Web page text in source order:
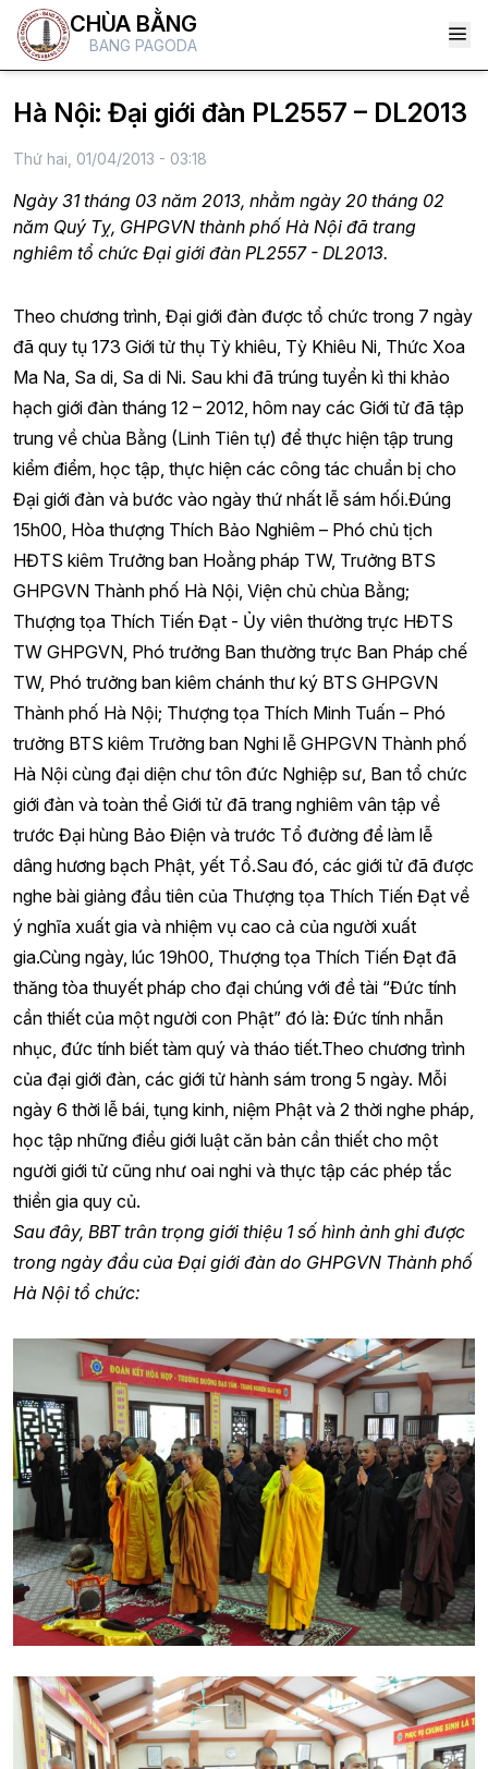
CHÙA BẰNG
BANG PAGODA
Hà Nội: Đại giới đàn PL2557 – DL2013
Thứ hai, 01/04/2013 - 03:18
Ngày 31 tháng 03 năm 2013, nhằm ngày 20 tháng 02
năm Quý Tỵ, GHPGVN thành phố Hà Nội đã trang
nghiêm tổ chức Đại giới đàn PL2557 - DL2013.
Theo chương trình, Đại giới đàn được tổ chức trong 7 ngày
đã quy tụ 173 Giới tử thụ Tỳ khiêu, Tỳ Khiêu Ni, Thức Xoa
Ma Na, Sa di, Sa di Ni. Sau khi đã trúng tuyển kì thi khảo
hạch giới đàn tháng 12 – 2012, hôm nay các Giới tử đã tập
trung về chùa Bằng (Linh Tiên tự) để thực hiện tập trung
kiểm điểm, học tập, thực hiện các công tác chuẩn bị cho
Đại giới đàn và bước vào ngày thứ nhất lễ sám hối.Đúng
15h00, Hòa thượng Thích Bảo Nghiêm – Phó chủ tịch
HĐTS kiêm Trưởng ban Hoằng pháp TW, Trưởng BTS
GHPGVN Thành phố Hà Nội, Viện chủ chùa Bằng;
Thượng tọa Thích Tiến Đạt - Ủy viên thường trực HĐTS
TW GHPGVN, Phó trưởng Ban thường trực Ban Pháp chế
TW, Phó trưởng ban kiêm chánh thư ký BTS GHPGVN
Thành phố Hà Nội; Thượng tọa Thích Minh Tuấn – Phó
trưởng BTS kiêm Trưởng ban Nghi lễ GHPGVN Thành phố
Hà Nội cùng đại diện chư tôn đức Nghiệp sư, Ban tổ chức
giới đàn và toàn thể Giới tử đã trang nghiêm vân tập về
trước Đại hùng Bảo Điện và trước Tổ đường để làm lễ
dâng hương bạch Phật, yết Tổ.Sau đó, các giới tử đã được
nghe bài giảng đầu tiên của Thượng tọa Thích Tiến Đạt về
ý nghĩa xuất gia và nhiệm vụ cao cả của người xuất
gia.Cùng ngày, lúc 19h00, Thượng tọa Thích Tiến Đạt đã
thăng tòa thuyết pháp cho đại chúng với đề tài “Đức tính
cần thiết của một người con Phật” đó là: Đức tính nhẫn
nhục, đức tính biết tàm quý và tháo tiết.Theo chương trình
của đại giới đàn, các giới tử hành sám trong 5 ngày. Mỗi
ngày 6 thời lễ bái, tụng kinh, niệm Phật và 2 thời nghe pháp,
học tập những điều giới luật căn bản cần thiết cho một
người giới tử cũng như oai nghi và thực tập các phép tắc
thiền gia quy củ.
Sau đây, BBT trân trọng giới thiệu 1 số hình ảnh ghi được
trong ngày đầu của Đại giới đàn do GHPGVN Thành phố
Hà Nội tổ chức: